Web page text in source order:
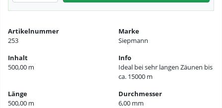
Artikelnummer
253
Marke
Siepmann
Inhalt
500,00 m
Info
Ideal bei sehr langen Zäunen bis
ca. 15000 m
Länge
500,00 m
Durchmesser
6,00 mm